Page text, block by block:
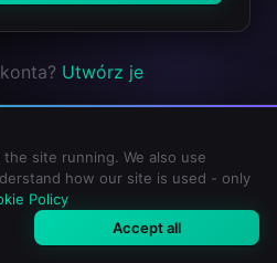
Utwórz je
site running. We also use
how our site is used - only
Policy
Accept all